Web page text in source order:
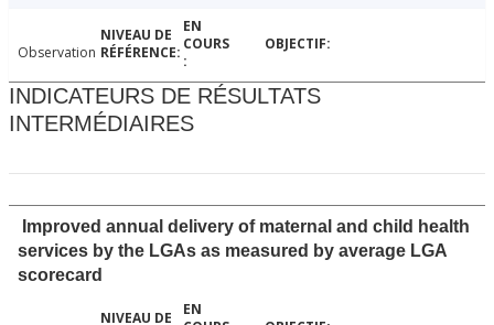
Observation
INDICATEURS DE RÉSULTATS
INTERMÉDIAIRES
Improved annual delivery of maternal and child health
services by the LGAs as measured by average LGA
scorecard